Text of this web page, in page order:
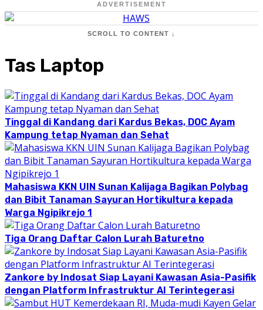
ADVERTISEMENT
SCROLL TO CONTENT ↓
Tas Laptop
Tinggal di Kandang dari Kardus Bekas, DOC Ayam
Kampung tetap Nyaman dan Sehat
Mahasiswa KKN UIN Sunan Kalijaga Bagikan Polybag
dan Bibit Tanaman Sayuran Hortikultura kepada
Warga Ngipikrejo 1
Tiga Orang Daftar Calon Lurah Baturetno
Zankore by Indosat Siap Layani Kawasan Asia-Pasifik
dengan Platform Infrastruktur AI Terintegerasi